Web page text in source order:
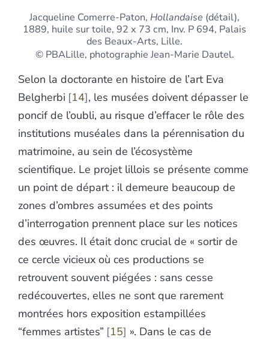
Jacqueline Comerre-Paton, Hollandaise (détail),
1889, huile sur toile, 92 x 73 cm, Inv. P 694, Palais
des Beaux-Arts, Lille.
© PBALille, photographie Jean-Marie Dautel.
Selon la doctorante en histoire de l’art Eva
Belgherbi 14 , les musées doivent dépasser le
poncif de l’oubli, au risque d’effacer le rôle des
institutions muséales dans la pérennisation du
matrimoine, au sein de l’écosystème
scientifique. Le projet lillois se présente comme
un point de départ : il demeure beaucoup de
zones d’ombres assumées et des points
d’interrogation prennent place sur les notices
des œuvres. Il était donc crucial de « sortir de
ce cercle vicieux où ces productions se
retrouvent souvent piégées : sans cesse
redécouvertes, elles ne sont que rarement
montrées hors exposition estampillées
“femmes artistes” 15 ». Dans le cas de